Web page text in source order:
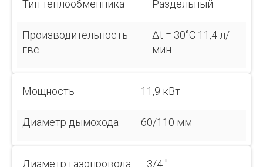
Тип теплообменника Раздельный
Производительность
гвс
Δt = 30°С 11,4 л/
мин
Мощность 11,9 кВт
Диаметр дымохода 60/110 мм
Диаметр газопровода 3/4 "